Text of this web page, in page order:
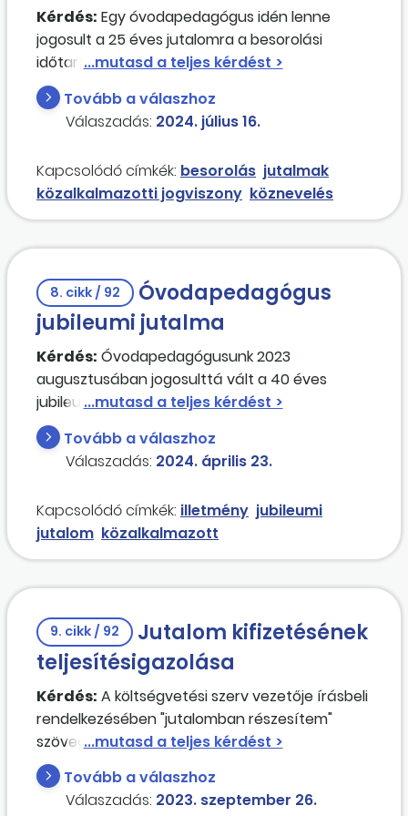
Kérdés: Egy óvodapedagógus idén lenne
jogosult a 25 éves jutalomra a besorolási
időtartamok, közalkalmazotti jogviszonyok
alapján. Azonban az egyik óvodában 1992. 09.
01. – 2000. 03. 05. volt közalkalmazotti (óvónő)
jogviszonyban, viszont a megszűnés módja a
elbocsátás a Kjt. 35. § értelmében” történt. Ez a
jogviszony a megszűnési módra tekintettel
beszámítható-e a köznevelési jutalomra
jogosító időbe, a Púétv. a pedagógusok új
Tovább a válaszhoz
Válaszadás: 2024. július 16.
Kapcsolódó címkék: besorolás jutalmak
közalkalmazotti jogviszony köznevelés
8. cikk / 92
Óvodapedagógus
jubileumi jutalma
Kérdés: Óvodapedagógusunk 2023
augusztusában jogosulttá vált a 40 éves
jubileumi jutalomra. A jubileumi jutalom
összegének megállapításakor a szakmai
ágazati pótlék összegét nem vettük
figyelembe. Helyesen jártunk el? Az azóta
szerint szükséges-e újraszámolni a
megállapított jubileumi jutalom összegét?
Tovább a válaszhoz
Válaszadás: 2024. április 23.
Kapcsolódó címkék: illetmény jubileumi
jutalom közalkalmazott
9. cikk / 92
Jutalom kifizetésének
teljesítésigazolása
Kérdés: A költségvetési szerv vezetője írásbeli
rendelkezésében "jutalomban részesítem"
szöveg szerepel. Ebben az esetben a
kifizethetőség feltételeként a gazdasági
főosztályon külön ragaszkodunk a "teljesítést
igazolom" szöveghez is, mivel a jogszabályi
Tovább a válaszhoz
Válaszadás: 2023. szeptember 26.